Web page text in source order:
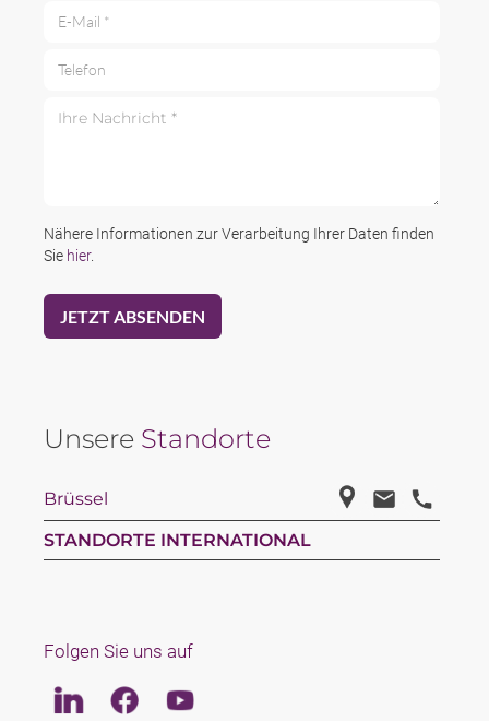
Nähere Informationen zur Verarbeitung Ihrer Daten finden
Sie hier.
Unsere Standorte
Brüssel
STANDORTE INTERNATIONAL
Folgen Sie uns auf
LinkedinFacebookYoutube